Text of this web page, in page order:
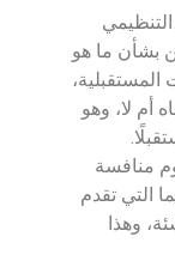
بشأن ما هو
المستقبلية،
أم لا، وهو
منافسة
التي تقدم
وهذا